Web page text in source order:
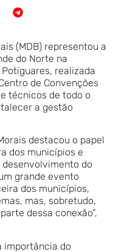
(MDB) representou a
do Norte na
realizada
de Convenções
técnicos de todo o
a gestão
destacou o papel
dos municípios e
do
grande evento
dos municípios,
mas, sobretudo,
dessa conexão”,
importância do